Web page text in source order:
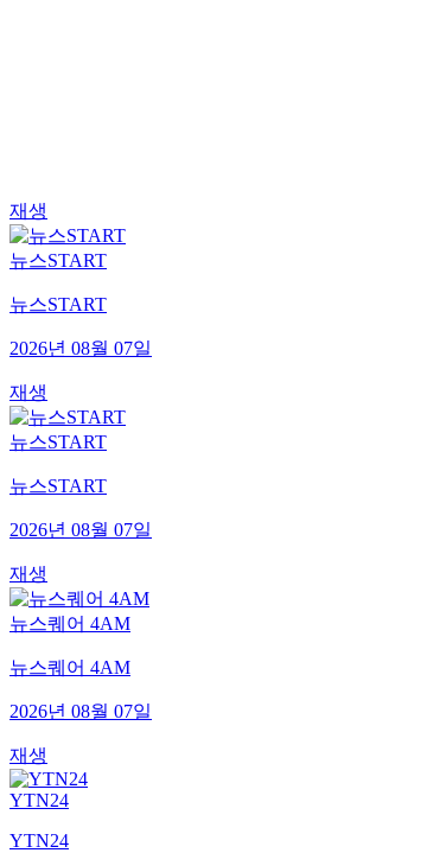
재생
뉴스START
뉴스START
2026년 08월 07일
재생
뉴스START
뉴스START
2026년 08월 07일
재생
뉴스퀘어 4AM
뉴스퀘어 4AM
2026년 08월 07일
재생
YTN24
YTN24